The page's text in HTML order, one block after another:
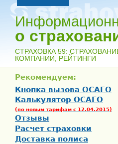
о
CТРАХОВКА 59:
КОМПАНИИ, РЕЙТИНГИ
Рекомендуем:
Кнопка вызова ОСАГО
Калькулятор ОСАГО
(по новым тарифам с 12.04.2015)
Отзывы
Расчет страховки
Доставка полиса